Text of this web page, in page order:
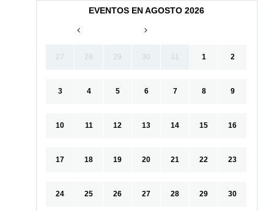
EVENTOS EN AGOSTO 2026
27 28 29 30 31 1 2
3 4 5 6 7 8 9
10 11 12 13 14 15 16
17 18 19 20 21 22 23
24 25 26 27 28 29 30